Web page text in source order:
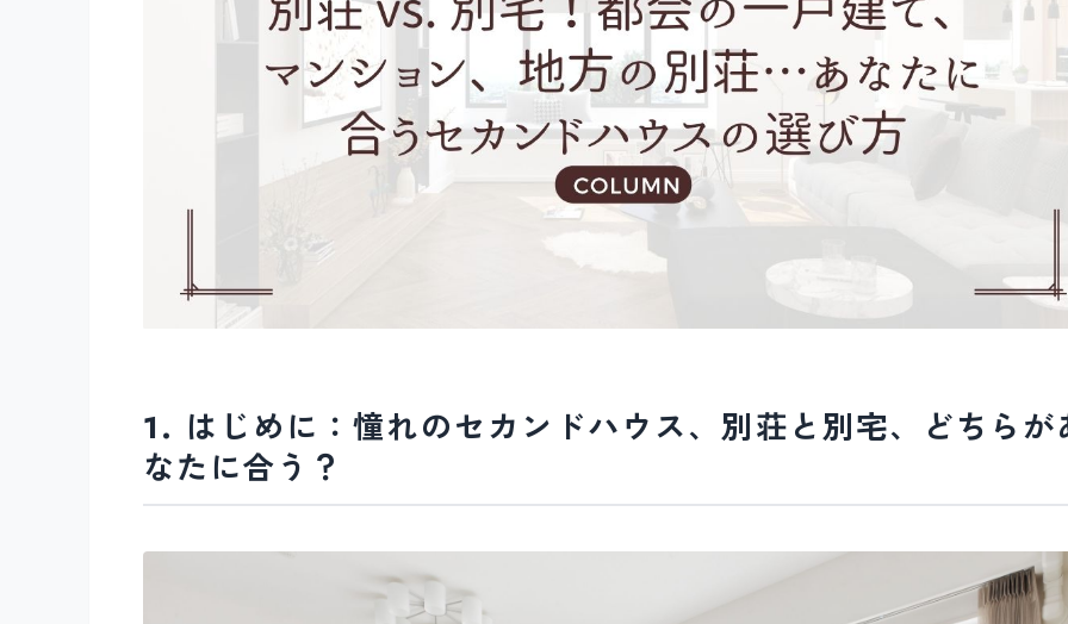
1. はじめに：憧れのセカンドハウス、別荘と別宅、どちらが
なたに合う？